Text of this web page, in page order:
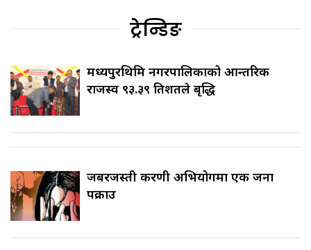
ट्रेन्डिङ
मध्यपुरथिमि नगरपालिकाको आन्तरिक
राजस्व ९३.३९ प्रतिशतले बृद्धि
जबरजस्ती करणी अभियोगमा एक जना
पक्राउ